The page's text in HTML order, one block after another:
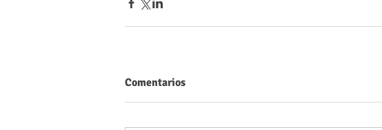
Comentarios